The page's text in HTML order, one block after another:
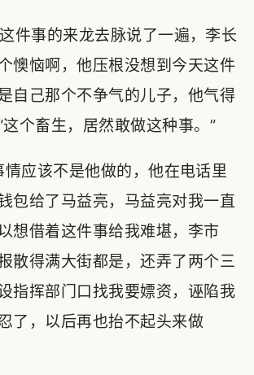
件事的来龙去脉说了一遍，李长
懊恼啊，他压根没想到今天这件
自己那个不争气的儿子，他气得
个畜生，居然敢做这种事。”
应该不是他做的，他在电话里
包给了马益亮，马益亮对我一直
想借着这件事给我难堪，李市
散得满大街都是，还弄了两个三
指挥部门口找我要嫖资，诬陷我
了，以后再也抬不起头来做